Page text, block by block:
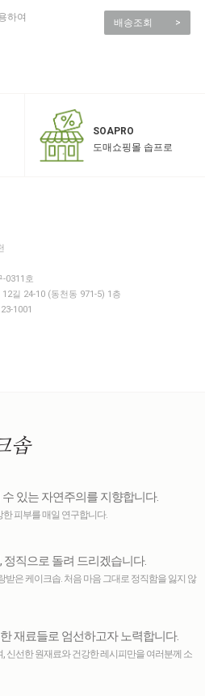
하여
배송조회 >
SOAPRO
도매쇼핑몰 솝프로
0311호
길 24-10 (동천동 971-5) 1층
1001
솝
있는 자연주의를 지향합니다.
피부를 매일 연구합니다.
정직으로 돌려 드리겠습니다.
받은 케이크솝. 처음 마음 그대로 정직함을 잃지 않
재료들로 엄선하고자 노력합니다.
신선한 원재료와 건강한 레시피만을 여러분께 소